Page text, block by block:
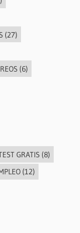
(27)
(6)
GRATIS(8)
(12)